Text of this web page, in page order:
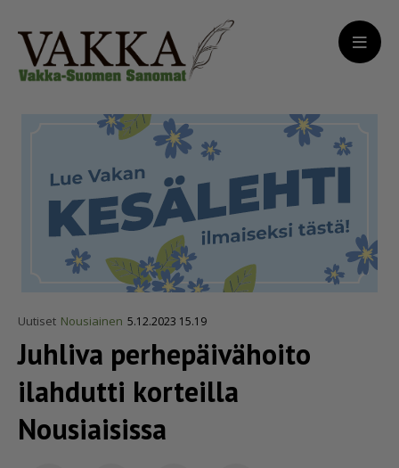
Uutiset Nousiainen 5.12.2023 15.19
Juhliva perhe­päi­vä­hoito
ilahdutti korteilla
Nousiaisissa